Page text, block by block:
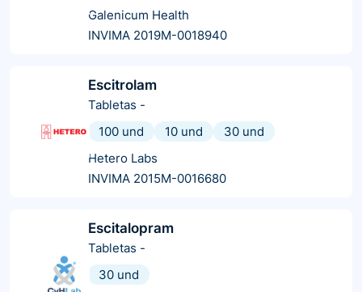
Galenicum Health
INVIMA 2019M-0018940
Escitrolam
Tabletas -
100 und
10 und
30 und
Hetero Labs
INVIMA 2015M-0016680
Escitalopram
Tabletas -
30 und